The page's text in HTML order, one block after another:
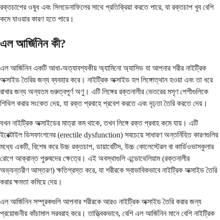
রক্তচাপের ওষুধ এবং সিলডেনাফিলের সাথে প্রতিক্রিয়া করতে পারে, যা রক্তচাপ খুব বেশি
কমে যাওয়ার কারণ হতে পারে।
এল আর্জিনিন কী?
এল আর্জিনিন একটি আধা-অত্যাবশ্যকীয় অ্যামিনো অ্যাসিড যা আপনার শরীর নাইট্রিক
অক্সাইড তৈরির জন্য ব্যবহার করে। নাইট্রিক অক্সাইড হল লিঙ্গোত্থান হওয়া এবং তা ধরে
রাখার জন্য অন্যতম গুরুত্বপূর্ণ অণু। এটি লিঙ্গের রক্তনালীর ভেতরের মসৃণ পেশীগুলিকে
শিথিল করার সংকেত দেয়, যা রক্ত ​​প্রবাহে প্রবেশ করতে এবং দৃঢ়তা তৈরি করতে দেয়।
যখন নাইট্রিক অক্সাইডের মাত্রা কম থাকে, তখন লিঙ্গে রক্ত ​​প্রবাহ কমে যায়। এটি
ইরেক্টাইল ডিসফাংশনের (erectile dysfunction) সবচেয়ে সাধারণ অন্তর্নিহিত কারণগুলির
মধ্যে একটি, বিশেষ করে উচ্চ রক্তচাপ, ডায়াবেটিস, উচ্চ কোলেস্টেরল বা কার্ডিওভাসকুলার
রোগে আক্রান্ত পুরুষদের ক্ষেত্রে। এই অবস্থাগুলি এন্ডোথেলিয়াম (রক্তনালীর
অভ্যন্তরীণ আস্তরণ) ক্ষতিগ্রস্ত করে, যা শরীরকে স্বাভাবিকভাবে নাইট্রিক অক্সাইড তৈরি
করার ক্ষমতা কমিয়ে দেয়।
এল আর্জিনিন সম্পূরকগুলি আপনার শরীরকে আরও নাইট্রিক অক্সাইড তৈরি করার জন্য
প্রয়োজনীয় কাঁচামাল সরবরাহ করে। তাত্ত্বিকভাবে, বেশি এল আর্জিনিন মানে বেশি নাইট্রিক